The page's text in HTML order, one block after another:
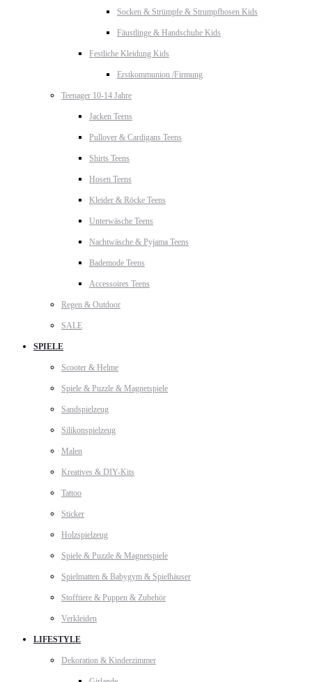
Socken & Strümpfe & Strumpfhosen Kids
Fäustlinge & Handschuhe Kids
Festliche Kleidung Kids
Erstkommunion /Firmung
Teenager 10-14 Jahre
Jacken Teens
Pullover & Cardigans Teens
Shirts Teens
Hosen Teens
Kleider & Röcke Teens
Unterwäsche Teens
Nachtwäsche & Pyjama Teens
Bademode Teens
Accessoires Teens
Regen & Outdoor
SALE
SPIELE
Scooter & Helme
Spiele & Puzzle & Magnetspiele
Sandspielzeug
Silikonspielzeug
Malen
Kreatives & DIY-Kits
Tattoo
Sticker
Holzspielzeug
Spiele & Puzzle & Magnetspiele
Spielmatten & Babygym & Spielhäuser
Stofftiere & Puppen & Zubehör
Verkleiden
LIFESTYLE
Dekoration & Kinderzimmer